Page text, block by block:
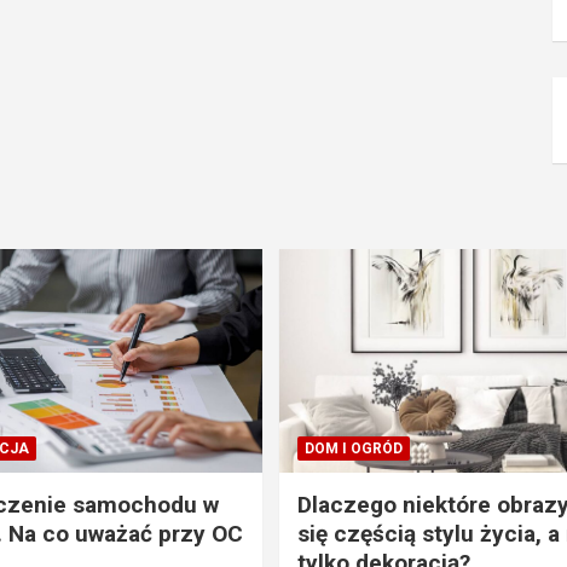
samochodu w
co uważać przy OC
DOM I OGRÓD
Dlaczego niektóre
się częścią stylu życia, a